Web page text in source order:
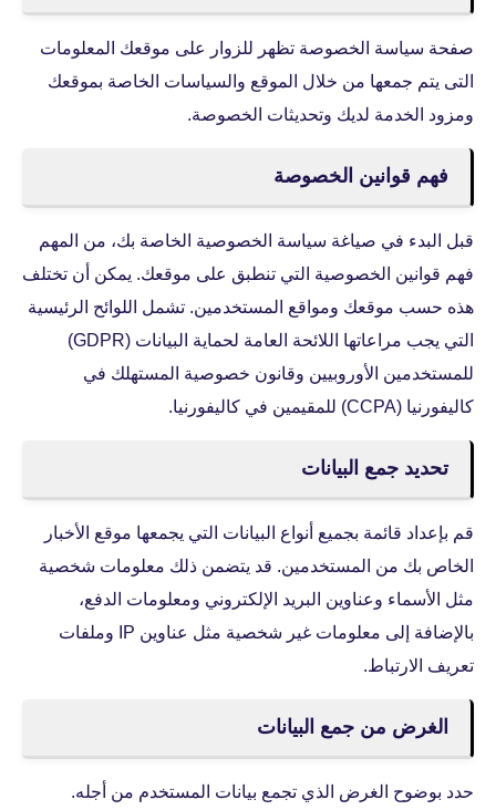
صفحة سياسة الخصوصة تظهر للزوار على موقعك المعلومات
التى يتم جمعها من خلال الموقع والسياسات الخاصة بموقعك
ومزود الخدمة لديك وتحديثات الخصوصة.
فهم قوانين الخصوصة
قبل البدء في صياغة سياسة الخصوصية الخاصة بك، من المهم
فهم قوانين الخصوصية التي تنطبق على موقعك. يمكن أن تختلف
هذه حسب موقعك ومواقع المستخدمين. تشمل اللوائح الرئيسية
التي يجب مراعاتها اللائحة العامة لحماية البيانات (GDPR)
للمستخدمين الأوروبيين وقانون خصوصية المستهلك في
كاليفورنيا (CCPA) للمقيمين في كاليفورنيا.
تحديد جمع البيانات
قم بإعداد قائمة بجميع أنواع البيانات التي يجمعها موقع الأخبار
الخاص بك من المستخدمين. قد يتضمن ذلك معلومات شخصية
مثل الأسماء وعناوين البريد الإلكتروني ومعلومات الدفع،
بالإضافة إلى معلومات غير شخصية مثل عناوين IP وملفات
تعريف الارتباط.
الغرض من جمع البيانات
حدد بوضوح الغرض الذي تجمع بيانات المستخدم من أجله.